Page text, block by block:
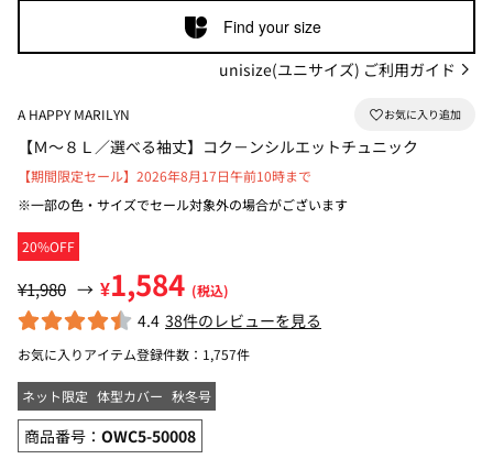
Find your size
unisize(ユニサイズ) ご利用ガイド
A HAPPY MARILYN
【Ｍ～８Ｌ／選べる袖丈】コク－ンシルエットチュニック
20%OFF
【期間限定セール】2026年8月17日午前10時まで
※一部の色・サイズでセール対象外の場合がございます
¥1,980 → ¥1,584 (税込)
4.4 38件のレビューを見る
お気に入りアイテム登録件数： 1,757件
ネット限定 体型カバー 秋冬号
商品番号： OWC5-50008